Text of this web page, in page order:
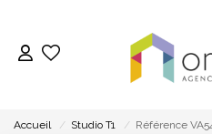
Accueil Studio T1 Référence